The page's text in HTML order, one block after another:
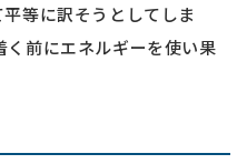
等に訳そうとしてしま
く前にエネルギーを使い果